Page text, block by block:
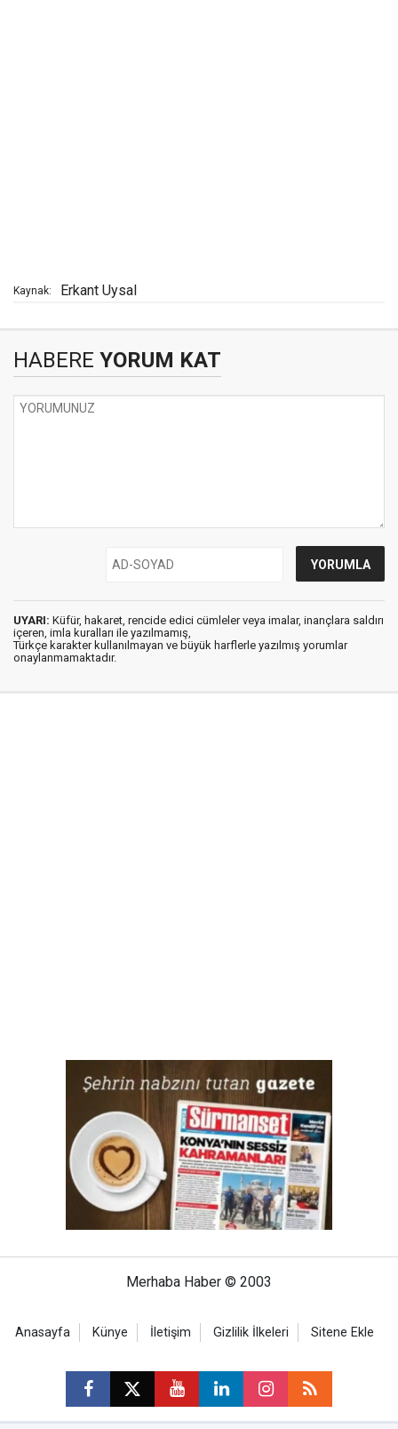
Kaynak: Erkant Uysal
HABERE YORUM KAT
UYARI: Küfür, hakaret, rencide edici cümleler veya imalar, inançlara saldırı
içeren, imla kuralları ile yazılmamış,
Türkçe karakter kullanılmayan ve büyük harflerle yazılmış yorumlar
onaylanmamaktadır.
Merhaba Haber © 2003
Anasayfa Künye İletişim Gizlilik İlkeleri Sitene Ekle